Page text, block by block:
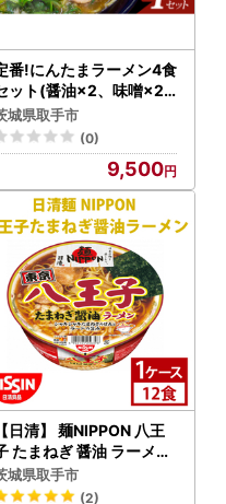
番!にんたまラーメン4食
ット(醤油×2、味噌×2)
AK002）
城県取手市
(0)
9,500
【日清】 麺NIPPON 八王
たまねぎ 醤油 ラーメン
ース （12食）｜日清
ップ麺 インスタント 保
城県取手市
(2)